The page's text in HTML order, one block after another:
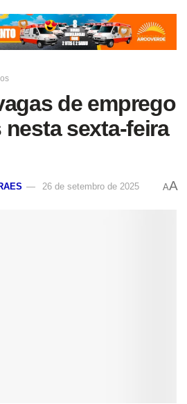
de emprego
sexta-feira
26 de setembro de 2025 AA